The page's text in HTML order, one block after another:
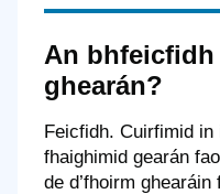
An
ghearán?
Feicfidh. Cuirfimid
fhaighimid gearán
de d’fhoirm